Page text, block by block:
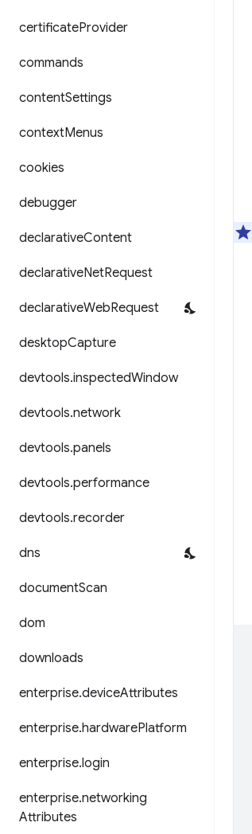
certificateProvider
commands
contentSettings
contextMenus
cookies
debugger
declarativeContent
declarativeNetRequest
declarativeWebRequest
desktopCapture
devtools.inspectedWindow
devtools.network
devtools.panels
devtools.performance
devtools.recorder
dns
documentScan
dom
downloads
enterprise.deviceAttributes
enterprise.hardwarePlatform
enterprise.login
enterprise.networking
Attributes